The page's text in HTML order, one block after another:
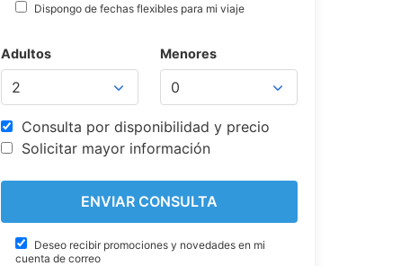
Dispongo de fechas flexibles para mi viaje
Adultos Menores
Consulta por disponibilidad y precio
Solicitar mayor información
Deseo recibir promociones y novedades en mi
cuenta de correo